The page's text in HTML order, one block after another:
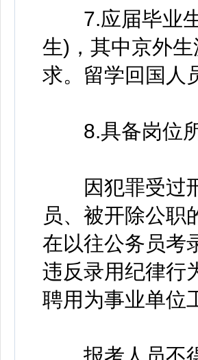
7.应届毕业生
生)，其中京外
求。留学回国人
8.具备岗位所
因犯罪受过刑
员、被开除公职
在以往公务员考
违反录用纪律行
聘用为事业单位